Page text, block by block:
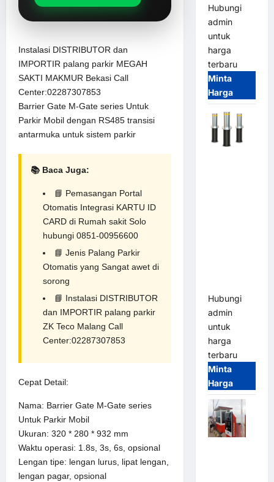
Instalasi DISTRIBUTOR dan
IMPORTIR palang parkir MEGAH
SAKTI MAKMUR Bekasi Call
Center:02287307853
Barrier Gate M-Gate series Untuk
Parkir Mobil dengan RS485 transisi
antarmuka untuk sistem parkir
📚 Baca Juga:
📘 Pemasangan Portal
Otomatis Integrasi KARTU ID
CARD di Rumah sakit Solo
hubungi 0851-00956600
📘 Jenis Palang Parkir
Otomatis yang Sangat awet di
sorong
📘 Instalasi DISTRIBUTOR
dan IMPORTIR palang parkir
ZK Teco Malang Call
Center:02287307853
Cepat Detail:
Nama: Barrier Gate M-Gate series
Untuk Parkir Mobil
Ukuran: 320 * 280 * 932 mm
Waktu operasi: 1.8s, 3s, 6s, opsional
Lengan tipe: lengan lurus, lipat lengan,
lengan pagar, opsional
Hubungi
admin
untuk
harga
terbaru
Minta
Harga
Hubungi
admin
untuk
harga
terbaru
Minta
Harga